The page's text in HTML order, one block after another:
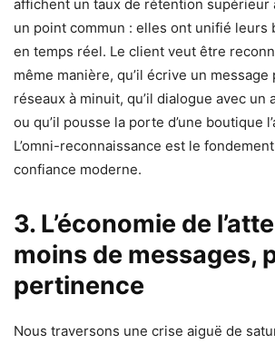
affichent un taux de rétention supérieur
un point commun : elles ont unifié leurs
en temps réel. Le client veut être
même manière, qu’il écrive un
réseaux à minuit, qu’il dialogue avec un
ou qu’il pousse la porte d’une boutique
L’omni-reconnaissance est le
confiance moderne.
3. L’économie de
moins de messages,
pertinence
Nous traversons une crise aiguë de